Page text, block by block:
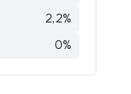
2,2%
0%